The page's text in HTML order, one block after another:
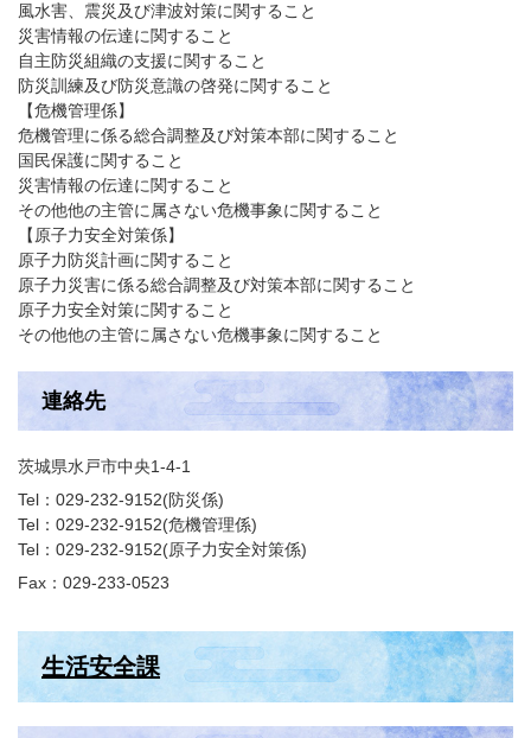
風水害、震災及び津波対策に関すること
災害情報の伝達に関すること
自主防災組織の支援に関すること
防災訓練及び防災意識の啓発に関すること
【危機管理係】
危機管理に係る総合調整及び対策本部に関すること
国民保護に関すること
災害情報の伝達に関すること
その他他の主管に属さない危機事象に関すること
【原子力安全対策係】
原子力防災計画に関すること
原子力災害に係る総合調整及び対策本部に関すること
原子力安全対策に関すること
その他他の主管に属さない危機事象に関すること
連絡先
茨城県水戸市中央1-4-1
Tel：029-232-9152 防災係
Tel：029-232-9152 危機管理係
Tel：029-232-9152 原子力安全対策係
Fax：029-233-0523
生活安全課